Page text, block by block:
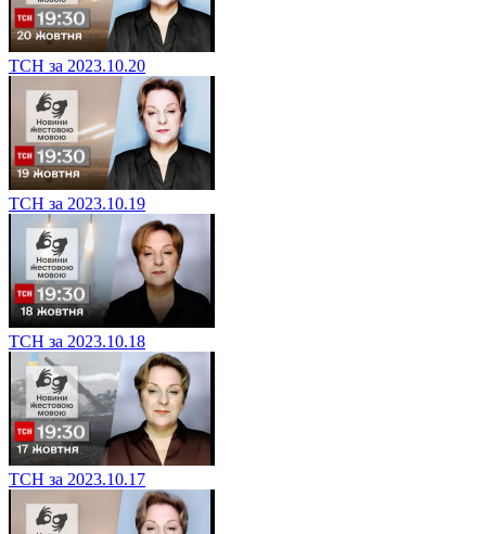
ТСН за 2023.10.20
ТСН за 2023.10.19
ТСН за 2023.10.18
ТСН за 2023.10.17